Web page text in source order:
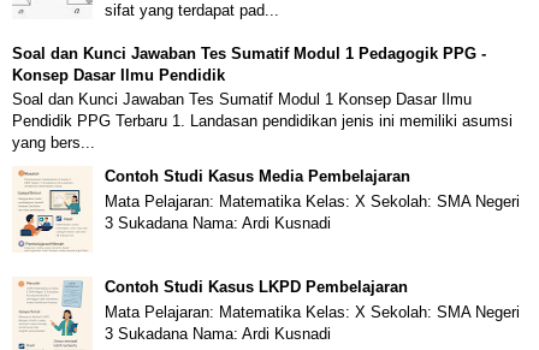
sifat yang terdapat pad...
Soal dan Kunci Jawaban Tes Sumatif Modul 1 Pedagogik PPG -
Konsep Dasar Ilmu Pendidik
Soal dan Kunci Jawaban Tes Sumatif Modul 1 Konsep Dasar Ilmu
Pendidik PPG Terbaru 1. Landasan pendidikan jenis ini memiliki asumsi
yang bers...
Contoh Studi Kasus Media Pembelajaran
Mata Pelajaran: Matematika Kelas: X Sekolah: SMA Negeri
3 Sukadana Nama: Ardi Kusnadi
Contoh Studi Kasus LKPD Pembelajaran
Mata Pelajaran: Matematika Kelas: X Sekolah: SMA Negeri
3 Sukadana Nama: Ardi Kusnadi